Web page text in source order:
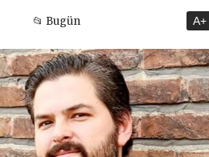
📂 Bugün A+